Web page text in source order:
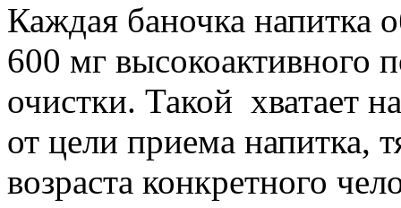
Каждая баночка напитка
600 мг высокоактивного
очистки. Такой хватает
от цели приема напитка,
возраста конкретного